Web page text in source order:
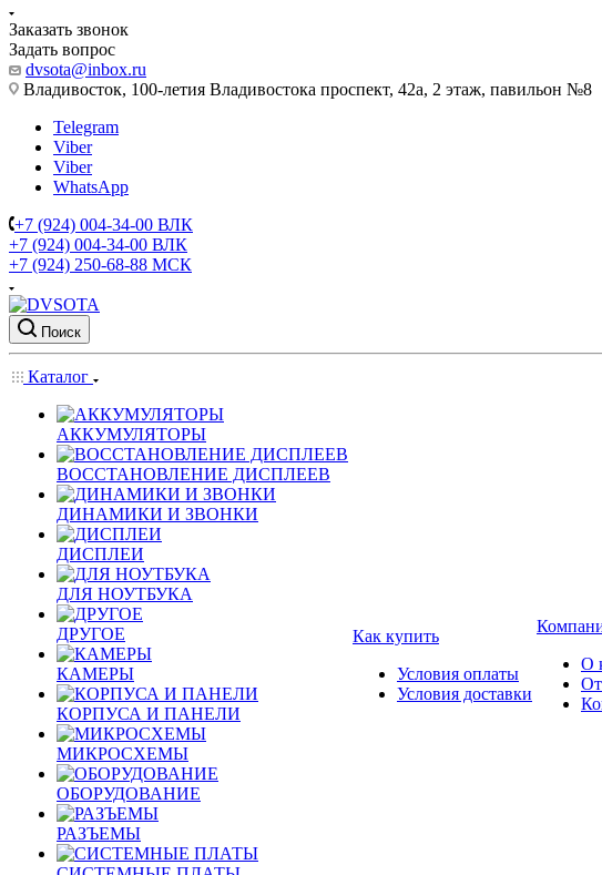
Заказать звонок
Задать вопрос
dvsota@inbox.ru
Владивосток, 100-летия Владивостока проспект, 42а, 2 этаж, павильон №8
Telegram
Viber
Viber
WhatsApp
+7 (924) 004-34-00 ВЛК
+7 (924) 004-34-00 ВЛК
+7 (924) 250-68-88 МСК
Поиск
Каталог
АККУМУЛЯТОРЫ
ВОССТАНОВЛЕНИЕ ДИСПЛЕЕВ
ДИНАМИКИ И ЗВОНКИ
ДИСПЛЕИ
ДЛЯ НОУТБУКА
ДРУГОЕ
КАМЕРЫ
КОРПУСА И ПАНЕЛИ
МИКРОСХЕМЫ
ОБОРУДОВАНИЕ
РАЗЪЕМЫ
Как купить
Условия оплаты
Условия доставки
О